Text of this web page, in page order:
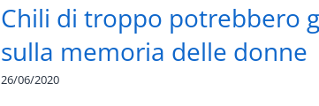
Chili di troppo potrebbero
sulla memoria delle donne
26/06/2020